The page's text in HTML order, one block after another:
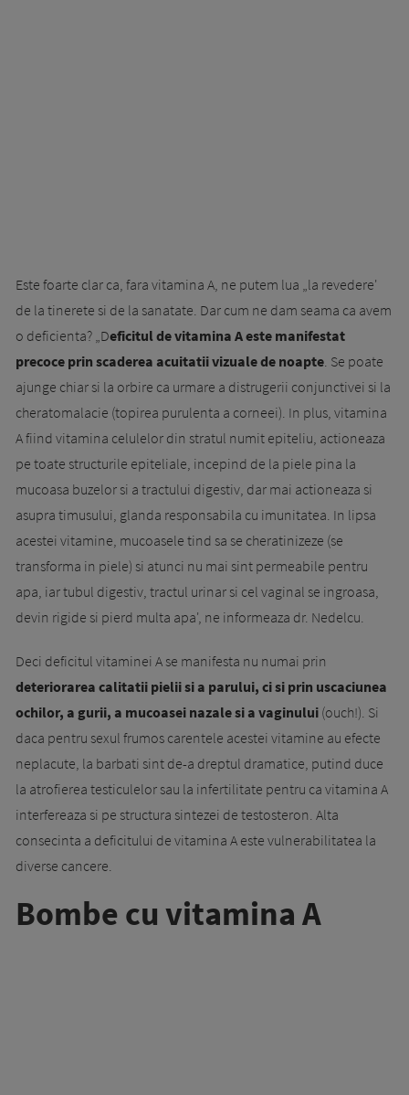
Este foarte clar ca, fara vitamina A, ne putem lua „la revedere'
de la tinerete si de la sanatate. Dar cum ne dam seama ca avem
o deficienta? „Deficitul de vitamina A este manifestat
precoce prin scaderea acuitatii vizuale de noapte . Se poate
ajunge chiar si la orbire ca urmare a distrugerii conjunctivei si la
che­ratomalacie (topirea purulenta a corneei). In plus, vitamina
A fiind vitamina celulelor din stra­tul numit epiteliu, actioneaza
pe toate structurile epiteliale, incepind de la piele pina la
mucoasa buzelor si a tractului digestiv, dar mai actio­nea­za si
asupra timusului, glanda responsabila cu imunitatea. In lipsa
acestei vitamine, mu­coa­sele tind sa se cheratinizeze (se
transforma in piele) si atunci nu mai sint permeabile pentru
apa, iar tubul digestiv, tractul urinar si cel vaginal se ingroasa,
devin rigide si pierd multa apa', ne informeaza dr. Nedelcu.
Deci deficitul vitaminei A se manifesta nu numai prin
deteriorarea calitatii pielii si a parului, ci si prin uscaciunea
ochilor, a gurii, a mucoasei nazale si a vaginului (ouch!). Si
daca pentru sexul frumos carentele acestei vitamine au efecte
neplacute, la barbati sint de-a dreptul dramatice, putind duce
la atrofierea testiculelor sau la infertilitate pentru ca vitamina A
interfereaza si pe structura sintezei de testosteron. Alta
consecinta a deficitului de vitamina A este vulnerabilitatea la
diverse cancere.
Bombe cu vitamina A